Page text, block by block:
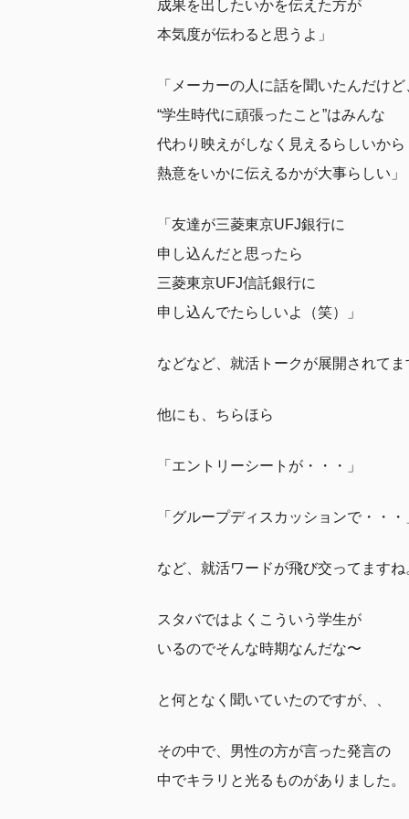
成果を出したいかを伝えた方が
本気度が伝わると思うよ」
「メーカーの人に話を聞いたんだけど
“学生時代に頑張ったこと”はみんな
代わり映えがしなく見えるらしいから
熱意をいかに伝えるかが大事らしい」
「友達が三菱東京UFJ銀行に
申し込んだと思ったら
三菱東京UFJ信託銀行に
申し込んでたらしいよ（笑）」
などなど、就活トークが展開されてま
他にも、ちらほら
「エントリーシートが・・・」
「グループディスカッションで・・・
など、就活ワードが飛び交ってますね
スタバではよくこういう学生が
いるのでそんな時期なんだな〜
と何となく聞いていたのですが、、
その中で、男性の方が言った発言の
中でキラリと光るものがありました。